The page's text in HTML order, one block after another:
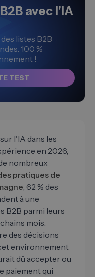
avec l'IA
listes B2B
100 %
!
TEST
l'IA dans les
en 2026,
nombreux
pratiques de
, 62 % des
à une
B2B parmi leurs
mois.
des décisions
environnement
dû accepter ou
paiement qui